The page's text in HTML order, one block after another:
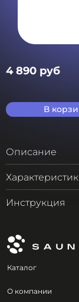
4 890 руб
В
Описание
Инструкция
Каталог
О компании